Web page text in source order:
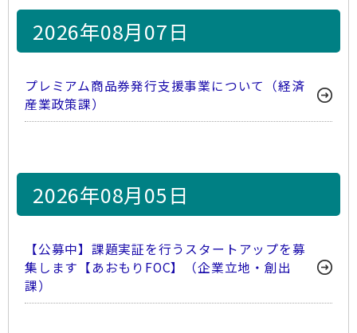
2026年08月07日
プレミアム商品券発行支援事業について（経済
産業政策課）
2026年08月05日
【公募中】課題実証を行うスタートアップを募
集します【あおもりFOC】（企業立地・創出
課）